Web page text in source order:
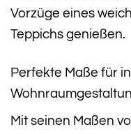
Vorzüge eines
Teppichs genießen.
Perfekte Maße für
Mit seinen Maßen